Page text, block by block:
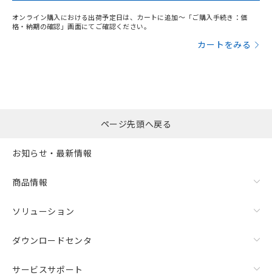
オンライン購入における出荷予定日は、カートに追加～「ご購入手続き：価
格・納期の確認」画面にてご確認ください。
カートをみる
ページ先頭へ戻る
お知らせ・最新情報
商品情報
ソリューション
ダウンロードセンタ
サービスサポート